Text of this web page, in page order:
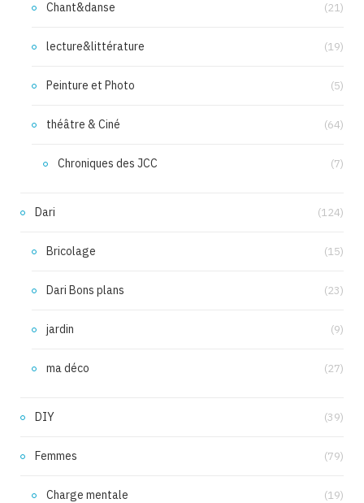
Chant&danse (21)
lecture&littérature (19)
Peinture et Photo (5)
théâtre & Ciné (64)
Chroniques des JCC (7)
Dari (124)
Bricolage (15)
Dari Bons plans (23)
jardin (9)
ma déco (27)
DIY (39)
Femmes (79)
Charge mentale (19)